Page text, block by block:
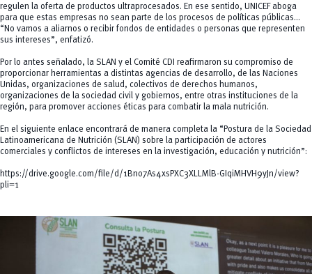
regulen la oferta de productos ultraprocesados. En ese sentido, UNICEF aboga
para que estas empresas no sean parte de los procesos de políticas públicas…
“No vamos a aliarnos o recibir fondos de entidades o personas que representen
sus intereses”, enfatizó.
Por lo antes señalado, la SLAN y el Comité CDI reafirmaron su compromiso de
proporcionar herramientas a distintas agencias de desarrollo, de las Naciones
Unidas, organizaciones de salud, colectivos de derechos humanos,
organizaciones de la sociedad civil y gobiernos, entre otras instituciones de la
región, para promover acciones éticas para combatir la mala nutrición.
En el siguiente enlace encontrará de manera completa la “Postura de la Sociedad
Latinoamericana de Nutrición (SLAN) sobre la participación de actores
comerciales y conflictos de intereses en la investigación, educación y nutrición”:
https://drive.google.com/file/d/1Bno7As4xsPXC3XLLMlB-GIqiMHVH9yJn/view?
pli=1